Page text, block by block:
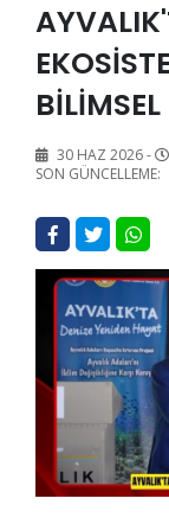
30 HAZ 2026 -
SON GÜNCELLEME: